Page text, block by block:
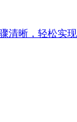
清晰，轻松实